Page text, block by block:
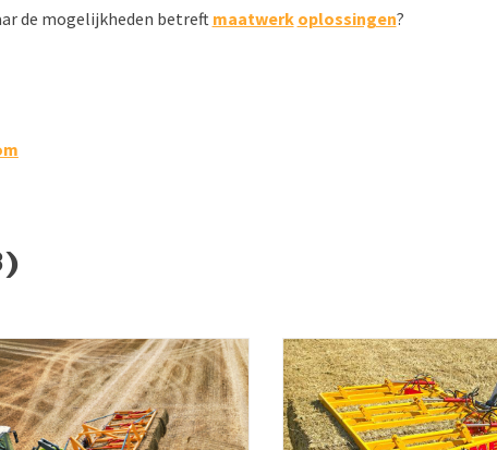
de mogelijkheden betreft maatwerk oplossingen?